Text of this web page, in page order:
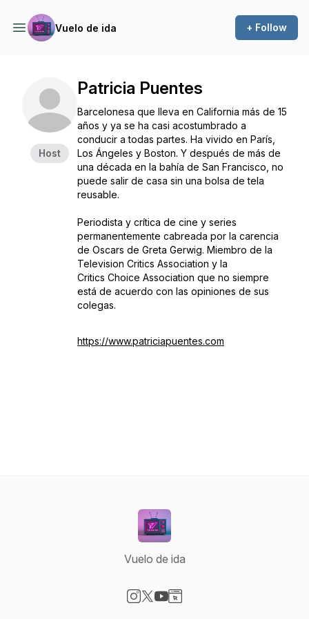
Vuelo de ida + Follow
Host
Patricia Puentes
Barcelonesa que lleva en California más de 15
años y ya se ha casi acostumbrado a
conducir a todas partes. Ha vivido en París,
Los Ángeles y Boston. Y después de más de
una década en la bahía de San Francisco, no
puede salir de casa sin una bolsa de tela
reusable.
Periodista y crítica de cine y series
permanentemente cabreada por la carencia
de Oscars de Greta Gerwig. Miembro de la
Television Critics Association y la
Critics Choice Association que no siempre
está de acuerdo con las opiniones de sus
colegas.
https://www.patriciapuentes.com
Vuelo de ida